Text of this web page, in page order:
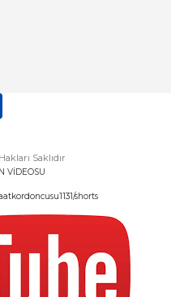
Saklıdır
VİDEOSU
shorts